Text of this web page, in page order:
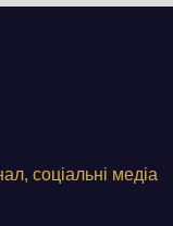
соціальні медіа